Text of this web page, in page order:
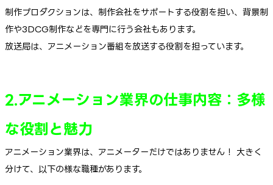
制作プロダクションは、制作会社をサポートする役割を担い、背景制
作や3DCG制作などを専門に行う会社もあります。
放送局は、アニメーション番組を放送する役割を担っています。
2.アニメーション業界の仕事内容：多様
な役割と魅力
アニメーション業界は、アニメーターだけではありません！ 大きく
分けて、以下の様な職種があります。